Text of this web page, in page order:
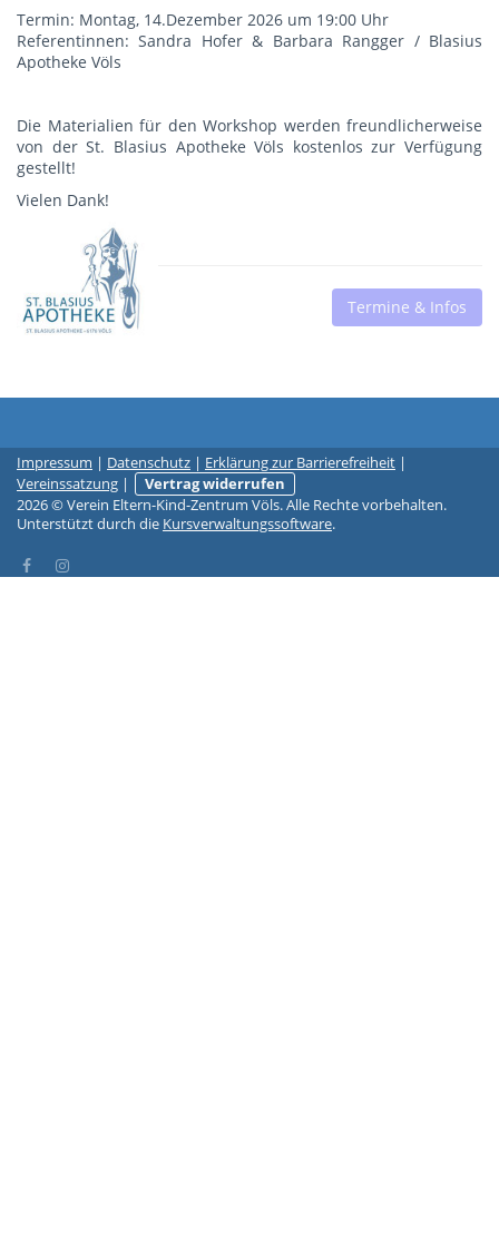
Termin: Montag, 14.Dezember 2026 um 19:00 Uhr
Referentinnen: Sandra Hofer & Barbara Rangger / Blasius
Apotheke Völs
Die Materialien für den Workshop werden freundlicherweise
von der St. Blasius Apotheke Völs kostenlos zur Verfügung
gestellt!
Vielen Dank!
Termine & Infos
Impressum | Datenschutz | Erklärung zur Barrierefreiheit |
Vereinssatzung |
Vertrag widerrufen
2026 © Verein Eltern-Kind-Zentrum Völs. Alle Rechte vorbehalten.
Unterstützt durch die Kursverwaltungssoftware.